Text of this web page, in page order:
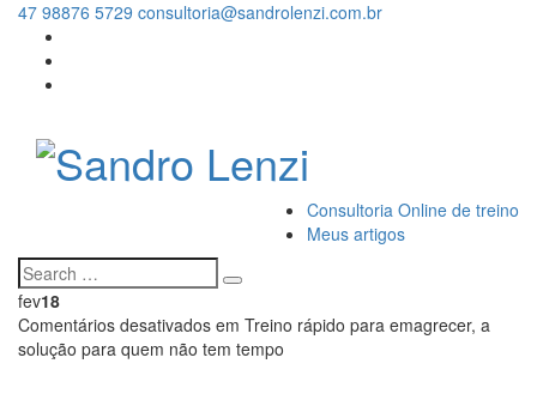
47 98876 5729 consultoria@sandrolenzi.com.br
Consultoria Online de treino
Meus artigos
fev18
Comentários desativados em Treino rápido para emagrecer, a
solução para quem não tem tempo